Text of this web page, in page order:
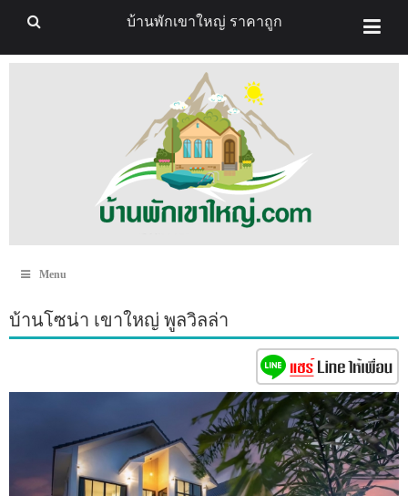
Menu
บ้านโซน่า เขาใหญ่ พูลวิลล่า
บ้านพักเขาใหญ่ ราคาถูก